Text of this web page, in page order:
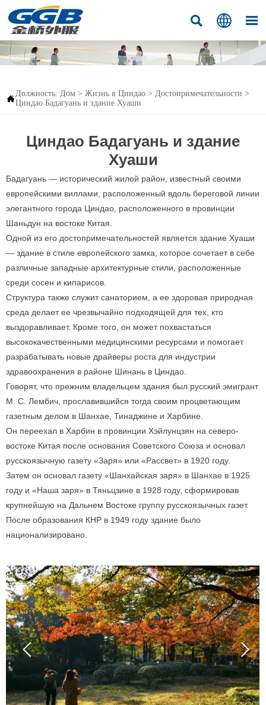
  
Должность: Дом > Жизнь в Циндао > Достопримечательности >
Циндао Бадагуань и здание Хуаши
Циндао Бадагуань и здание
Хуаши
Бадагуань — исторический жилой район, известный своими
европейскими виллами, расположенный вдоль береговой линии
элегантного города Циндао, расположенного в провинции
Шаньдун на востоке Китая.
Одной из его достопримечательностей является здание Хуаши
— здание в стиле европейского замка, которое сочетает в себе
различные западные архитектурные стили, расположенные
среди сосен и кипарисов.
Структура также служит санаторием, а ее здоровая природная
среда делает ее чрезвычайно подходящей для тех, кто
выздоравливает. Кроме того, он может похвастаться
высококачественными медицинскими ресурсами и помогает
разрабатывать новые драйверы роста для индустрии
здравоохранения в районе Шинань в Циндао.
Говорят, что прежним владельцем здания был русский эмигрант
М. С. Лембич, прославившийся тогда своим процветающим
газетным делом в Шанхае, Тинаджине и Харбине.
Он переехал в Харбин в провинции Хэйлунцзян на северо-
востоке Китая после основания Советского Союза и основал
русскоязычную газету «Заря» или «Рассвет» в 1920 году.
Затем он основал газету «Шанхайская заря» в Шанхае в 1925
году и «Наша заря» в Тяньцзине в 1928 году, сформировав
крупнейшую на Дальнем Востоке группу русскоязычных газет.
После образования КНР в 1949 году здание было
национализировано.